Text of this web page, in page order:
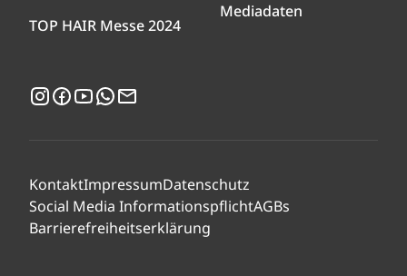
TOP HAIR Messe 2024
Mediadaten
Instagram
Facebook
YouTubeWhatsApp
KontaktImpressumDatenschutz
Social Media InformationspflichtAGBs
Barrierefreiheitserklärung